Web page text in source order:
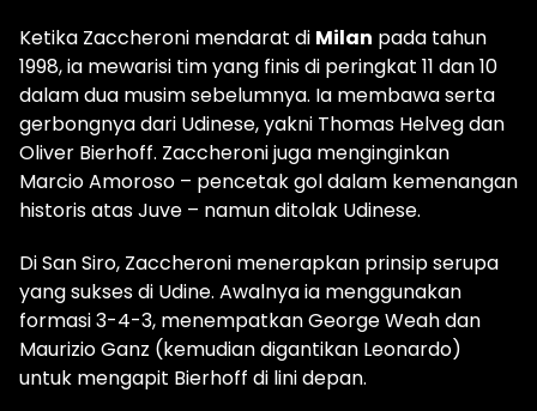
Ketika Zaccheroni mendarat di Milan pada tahun
1998, ia mewarisi tim yang finis di peringkat 11 dan 10
dalam dua musim sebelumnya. Ia membawa serta
gerbongnya dari Udinese, yakni Thomas Helveg dan
Oliver Bierhoff. Zaccheroni juga menginginkan
Marcio Amoroso – pencetak gol dalam kemenangan
historis atas Juve – namun ditolak Udinese.
Di San Siro, Zaccheroni menerapkan prinsip serupa
yang sukses di Udine. Awalnya ia menggunakan
formasi 3-4-3, menempatkan George Weah dan
Maurizio Ganz (kemudian digantikan Leonardo)
untuk mengapit Bierhoff di lini depan.